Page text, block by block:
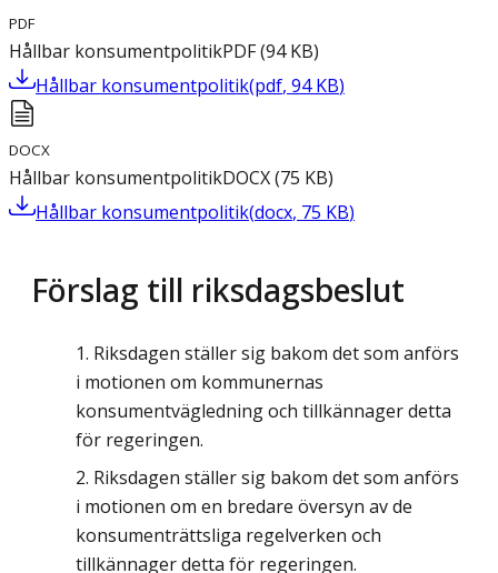
PDF
Hållbar konsumentpolitikPDF(94 KB)
Hållbar konsumentpolitik(pdf, 94 KB)
DOCX
Hållbar konsumentpolitikDOCX(75 KB)
Hållbar konsumentpolitik(docx, 75 KB)
Förslag till riksdagsbeslut
Riksdagen ställer sig bakom det som anförs
i motionen om kommunernas
konsumentvägledning och tillkännager detta
för regeringen.
Riksdagen ställer sig bakom det som anförs
i motionen om en bredare översyn av de
konsumenträttsliga regelverken och
tillkännager detta för regeringen.